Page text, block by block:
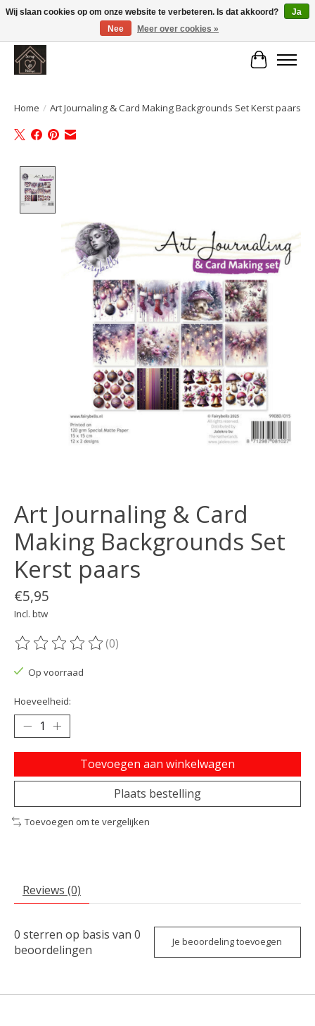
Large selection of products and fast shipping!
Home / Art Journaling & Card Making Backgrounds Set Kerst paars
Art Journaling & Card
Making Backgrounds Set
Kerst paars
€5,95
Incl. btw
De beoordeling van dit product is
(0)
Op voorraad
Hoeveelheid:
Toevoegen aan winkelwagen
Plaats bestelling
Toevoegen om te vergelijken
Reviews (0)
0 sterren op basis van 0
beoordelingen
Je beoordeling toevoegen
Wij slaan cookies op om onze website te verbeteren. Is dat akkoord?
Ja
Nee
Meer over cookies »